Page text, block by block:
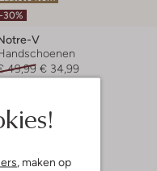
, maken op
-30%
V
49,99 € 34,99